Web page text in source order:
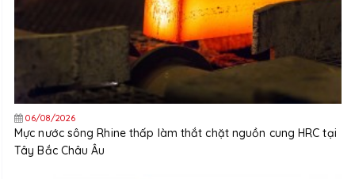
06/08/2026
Mực nước sông Rhine thấp làm thắt chặt nguồn cung HRC tại
Tây Bắc Châu Âu